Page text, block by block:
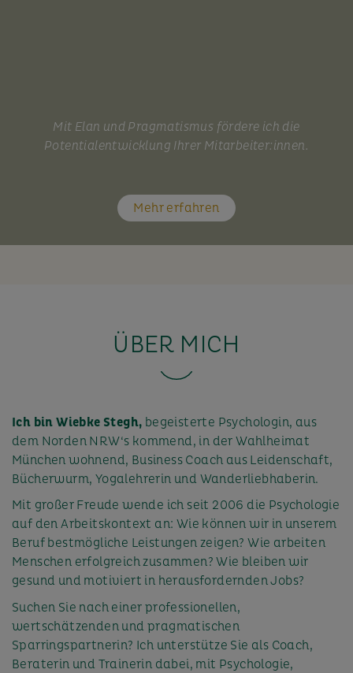
Mit Elan und Pragmatismus fördere ich die
Potentialentwicklung Ihrer Mitarbeiter:innen.
Mehr erfahren
ÜBER MICH
Ich bin Wiebke Stegh, begeisterte Psychologin, aus
dem Norden NRW‘s kommend, in der Wahlheimat
München wohnend, Business Coach aus Leidenschaft,
Bücherwurm, Yogalehrerin und Wanderliebhaberin.
Mit großer Freude wende ich seit 2006 die Psychologie
auf den Arbeitskontext an: Wie können wir in unserem
Beruf bestmögliche Leistungen zeigen? Wie arbeiten
Menschen erfolgreich zusammen? Wie bleiben wir
gesund und motiviert in herausfordernden Jobs?
Suchen Sie nach einer professionellen,
wertschätzenden und pragmatischen
Sparringspartnerin? Ich unterstütze Sie als Coach,
Beraterin und Trainerin dabei, mit Psychologie,